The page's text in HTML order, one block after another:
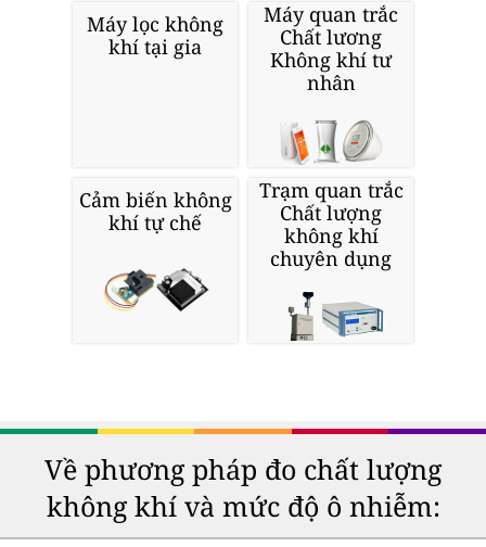
Máy lọc không
khí tại gia
Máy quan trắc
Chất lương
Không khí tư
nhân
Cảm biến không
khí tự chế
Trạm quan trắc
Chất lượng
không khí
chuyên dụng
Về phương pháp đo chất lượng
không khí và mức độ ô nhiễm: